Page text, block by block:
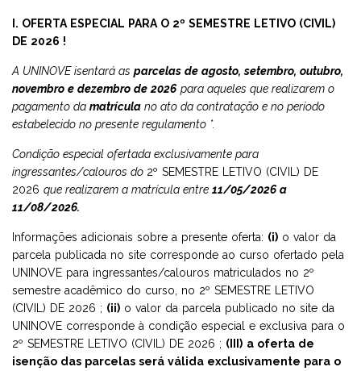
FIES
PROUNI
NAPP
CURSOS TÉCNICOS
EJA
PÓS-GRADUAÇÃO MÉDICA -APRIMORAMENTO EM CIRURGIA
GERAL
I. OFERTA ESPECIAL PARA O 2º SEMESTRE LETIVO (CIVIL)
DE 2026 !
A UNINOVE isentará as parcelas de agosto, setembro, outubro,
novembro e dezembro de 2026 para aqueles que realizarem o
pagamento da matrícula no ato da contratação e no período
estabelecido no presente regulamento *.
Condição especial ofertada exclusivamente para
ingressantes/calouros do 2º SEMESTRE LETIVO (CIVIL) DE
2026 que realizarem a matrícula entre 11/05/2026 a
11/08/2026.
Informações adicionais sobre a presente oferta: (i) o valor da
parcela publicada no site corresponde ao curso ofertado pela
UNINOVE para ingressantes/calouros matriculados no 2º
semestre acadêmico do curso, no 2º SEMESTRE LETIVO
(CIVIL) DE 2026 ; (ii) o valor da parcela publicado no site da
UNINOVE corresponde à condição especial e exclusiva para o
2º SEMESTRE LETIVO (CIVIL) DE 2026 ; (III) a oferta de
isenção das parcelas será válida exclusivamente para o